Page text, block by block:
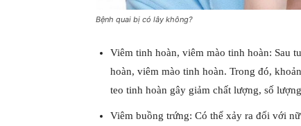
Bệnh quai bị có lây không?
Viêm tinh hoàn, viêm mào tinh hoàn: Sau
hoàn, viêm mào tinh hoàn. Trong đó,
teo tinh hoàn gây giảm chất lượng, số
Viêm buồng trứng: Có thể xảy ra đối với